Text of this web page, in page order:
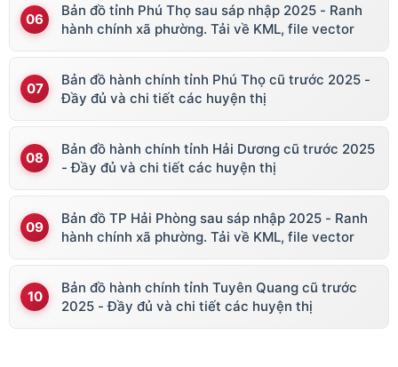
Bản đồ tỉnh Phú Thọ sau sáp nhập 2025 - Ranh
hành chính xã phường. Tải về KML, file vector
Bản đồ hành chính tỉnh Phú Thọ cũ trước 2025 -
Đầy đủ và chi tiết các huyện thị
Bản đồ hành chính tỉnh Hải Dương cũ trước 2025
- Đầy đủ và chi tiết các huyện thị
Bản đồ TP Hải Phòng sau sáp nhập 2025 - Ranh
hành chính xã phường. Tải về KML, file vector
Bản đồ hành chính tỉnh Tuyên Quang cũ trước
2025 - Đầy đủ và chi tiết các huyện thị